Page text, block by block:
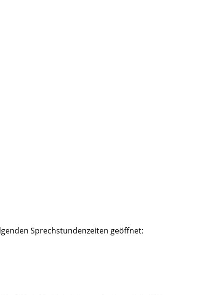
Sprechstundenzeiten geöffnet: